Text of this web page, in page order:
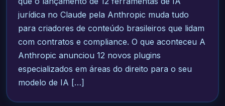
jurídica no Claude pela Anthropic muda tudo
para criadores de conteúdo brasileiros que lidam
com contratos e compliance. O que aconteceu A
Anthropic anunciou 12 novos plugins
especializados em áreas do direito para o seu
modelo de IA […]